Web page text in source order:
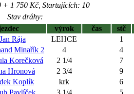
+ 1 750 Kč, Startujících: 10
Stav dráhy:
výrok čas
stč
Rája LEHCE
1
Minařík 2 4
4
Korečková 2 1/4
7
Hronová 2 3/4
9
Koplík krk
6
Pavlíček 3 1/4
5